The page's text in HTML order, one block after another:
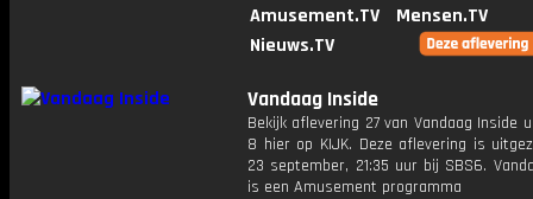
Amusement.TV
Mensen.TV
Nieuws.TV
Vandaag Inside
Bekijk aflevering 27 van Vandaag Inside
8 hier op KIJK. Deze aflevering is
23 september, 21:35 uur bij SBS6.
is een Amusement programma